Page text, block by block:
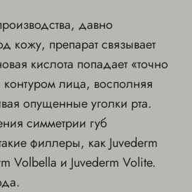
давно
кожу, препарат связывает
кислота попадает «точно
лица, восполняя
опущенные уголки рта.
симметрии губ
филлеры, как Juvederm
Volbella и Juvederm Volite.